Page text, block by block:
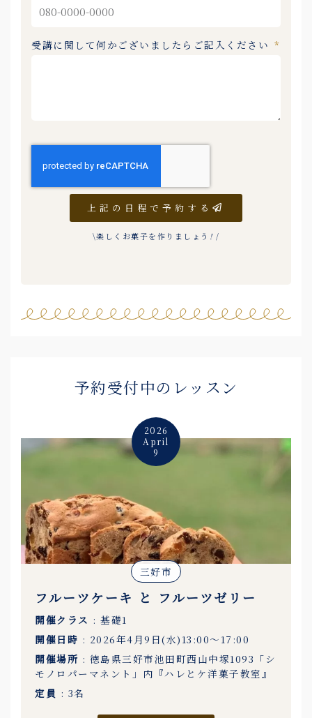
受講に関して何かございましたらご記入ください
上記の日程で予約する
\楽しくお菓子を作りましょう !/
予約受付中のレッスン
2026
April
9
三好市
フルーツケーキ と フルーツゼリー
開催クラス : 基礎1
開催日時 : 2026年4月9日(水)13:00〜17:00
開催場所 : 徳島県三好市池田町西山中塚1093「シ
モノロパーマネント」内『ハレとケ洋菓子教室』
定員 : 3名